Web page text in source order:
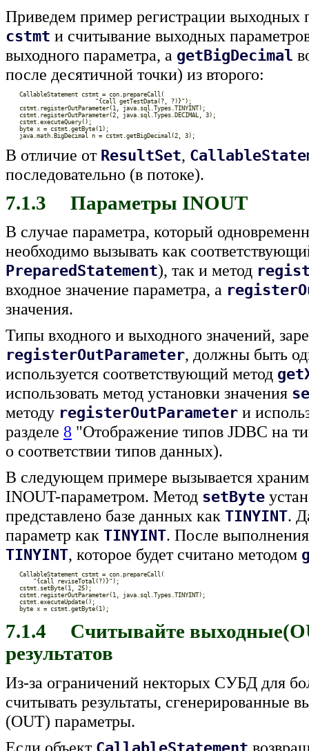
Приведем пример регистрации
cstmt и считывание выходных
выходного параметра, а getBigDecimal
после десятичной точки) из второго:
В отличие от ResultSet,
последовательно (в потоке).
7.1.3 Параметры INOUT
В случае параметра, который
необходимо вызывать как
PreparedStatement), так и метод
входное значение параметра, а
значения.
Типы входного и выходного значений,
registerOutParameter, должны быть
используется соответствующий метод
использовать метод установки значения
методу registerOutParameter и
разделе 8 "Отображение типов JDBC на
о соответствии типов данных).
В следующем примере вызывается
INOUT-параметром. Метод setByte
представлено базе данных как TINYINT.
параметр как TINYINT. После
TINYINT, которое будет считано методом
7.1.4 Считывайте
результатов
Из-за ограничений некторых СУБД для
считывать результаты, сгенерированные
(OUT) параметры.
Если объект